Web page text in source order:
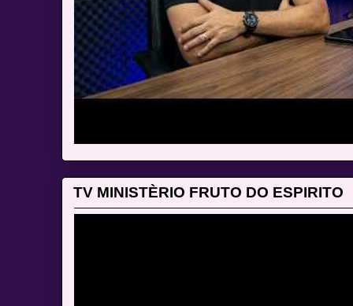
TV MINISTÈRIO FRUTO DO ESPIRITO